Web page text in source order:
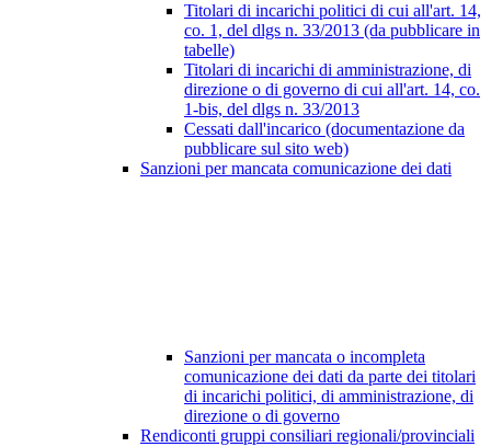
Titolari di incarichi politici di cui all'art. 14,
co. 1, del dlgs n. 33/2013 (da pubblicare in
tabelle)
Titolari di incarichi di amministrazione, di
direzione o di governo di cui all'art. 14, co.
1-bis, del dlgs n. 33/2013
Cessati dall'incarico (documentazione da
pubblicare sul sito web)
Sanzioni per mancata comunicazione dei dati
Sanzioni per mancata o incompleta
comunicazione dei dati da parte dei titolari
di incarichi politici, di amministrazione, di
direzione o di governo
Rendiconti gruppi consiliari regionali/provinciali